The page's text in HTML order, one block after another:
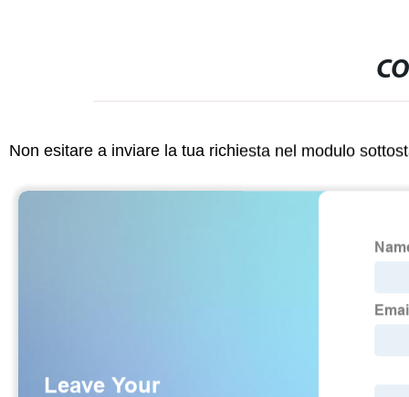
Non esitare a inviare la tua richiesta nel modulo